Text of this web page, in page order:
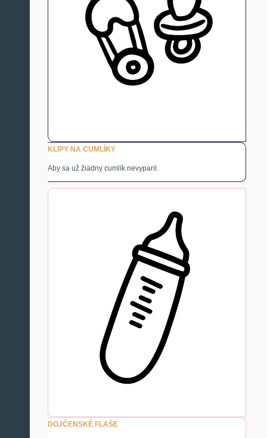
KLIPY NA CUMLÍKY
Aby sa už žiadny cumlík nevyparil.
DOJČENSKÉ FLAŠE